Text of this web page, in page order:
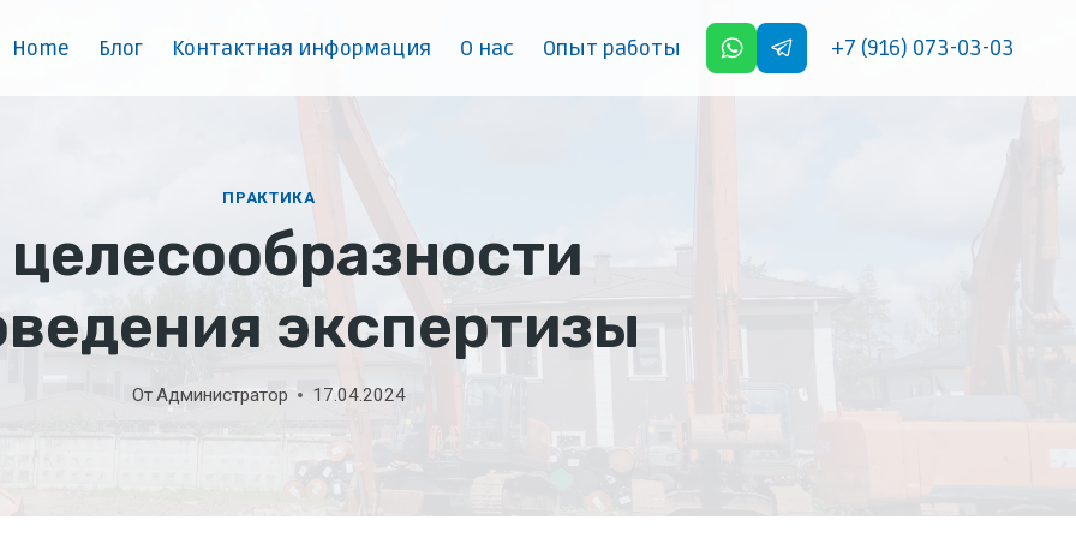
Home Блог Контактная информация О нас Опыт работы +7 (916) 073-03-03
ПРАКТИКА
экспертизы
ОтАдминистратор 17.04.2024